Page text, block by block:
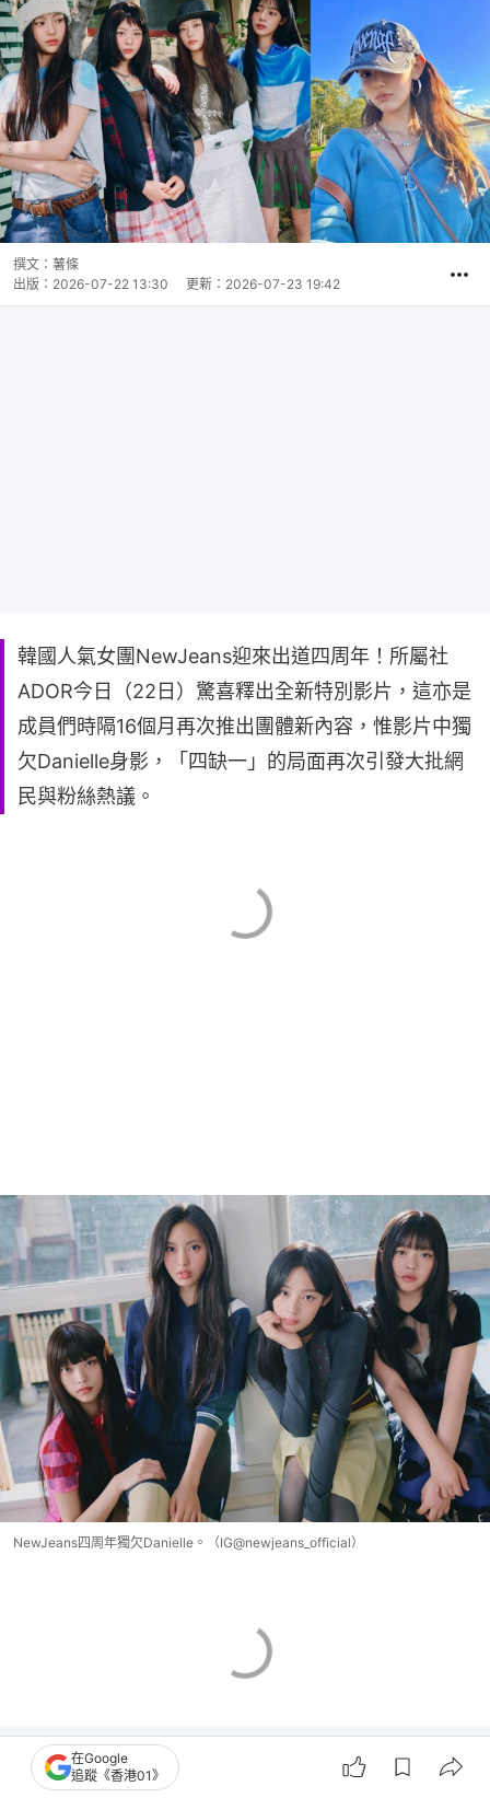
撰文： 薯條
出版： 2026-07-22 13:30 更新： 2026-07-23 19:42
韓國人氣女團NewJeans迎來出道四周年！所屬社
ADOR今日（22日）驚喜釋出全新特別影片，這亦是
成員們時隔16個月再次推出團體新內容，惟影片中獨
欠Danielle身影，「四缺一」的局面再次引發大批網
民與粉絲熱議。
NewJeans四周年獨欠Danielle。（IG@newjeans_official）
在Google
追蹤《香港01》